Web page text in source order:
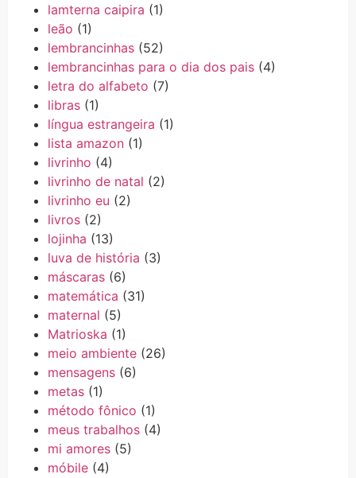
lamterna caipira (1)
leão (1)
lembrancinhas (52)
lembrancinhas para o dia dos pais (4)
letra do alfabeto (7)
libras (1)
língua estrangeira (1)
lista amazon (1)
livrinho (4)
livrinho de natal (2)
livrinho eu (2)
livros (2)
lojinha (13)
luva de história (3)
máscaras (6)
matemática (31)
maternal (5)
Matrioska (1)
meio ambiente (26)
mensagens (6)
metas (1)
método fônico (1)
meus trabalhos (4)
mi amores (5)
móbile (4)